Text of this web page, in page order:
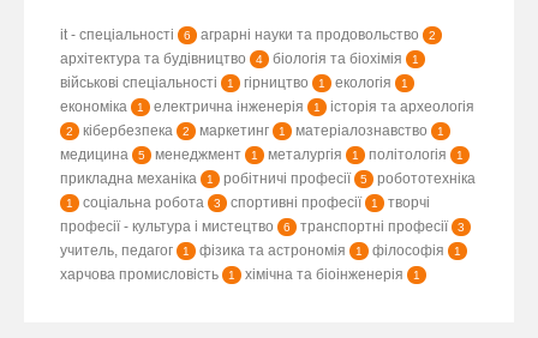
it - спеціальності 6 аграрні науки та продовольство 2
архітектура та будівництво 4 біологія та біохімія 1
військові спеціальності 1 гірництво 1 екологія 1
економіка 1 електрична інженерія 1 історія та археологія
2 кібербезпека 2 маркетинг 1 матеріалознавство 1
медицина 5 менеджмент 1 металургія 1 політологія 1
прикладна механіка 1 робітничі професії 5 робототехніка
1 соціальна робота 3 спортивні професії 1
творчі
професії - культура і мистецтво
6 транспортні професії 3
учитель, педагог 1 фізика та астрономія 1 філософія 1
харчова промисловість 1 хімічна та біоінженерія 1